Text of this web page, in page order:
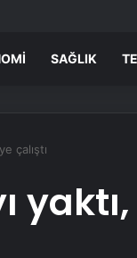
SAĞLIK
çalıştı
yaktı,